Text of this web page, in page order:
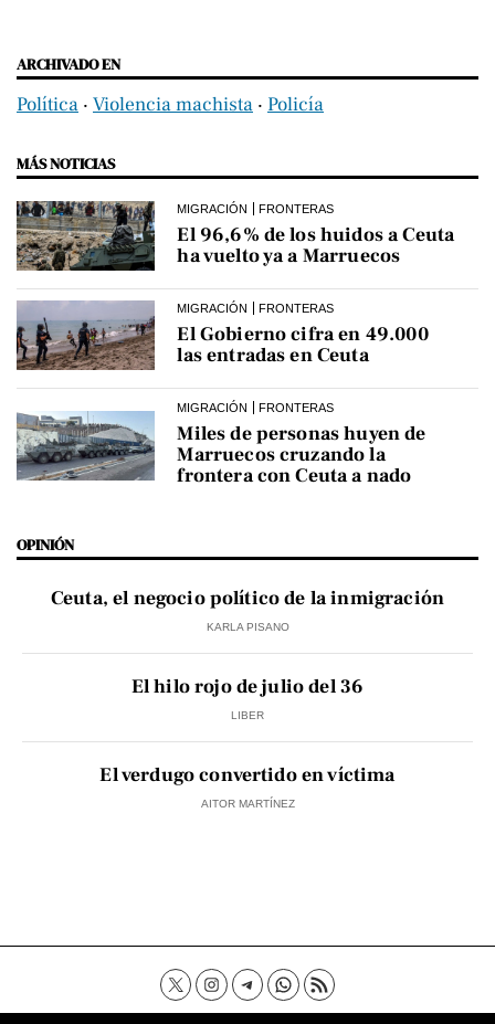
ARCHIVADO EN
Política ‧ Violencia machista ‧ Policía
MÁS NOTICIAS
MIGRACIÓN FRONTERAS
El 96,6% de los huidos a Ceuta
ha vuelto ya a Marruecos
MIGRACIÓN FRONTERAS
El Gobierno cifra en 49.000
las entradas en Ceuta
MIGRACIÓN FRONTERAS
Miles de personas huyen de
Marruecos cruzando la
frontera con Ceuta a nado
OPINIÓN
Ceuta, el negocio político de la inmigración
KARLA PISANO
El hilo rojo de julio del 36
LIBER
El verdugo convertido en víctima
AITOR MARTÍNEZ
Contacto Aviso Legal Política de privacidad